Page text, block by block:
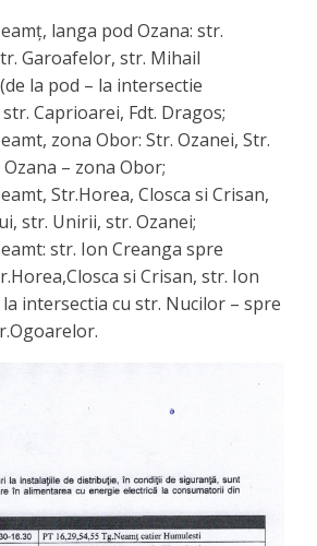
langa pod Ozana: str.
Garoafelor, str. Mihail
la pod – la intersectie
Caprioarei, Fdt. Dragos;
zona Obor: Str. Ozanei, Str.
– zona Obor;
Str.Horea, Closca si Crisan,
str. Unirii, str. Ozanei;
str. Ion Creanga spre
si Crisan, str. Ion
intersectia cu str. Nucilor – spre